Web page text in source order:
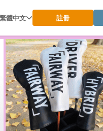
繁體中文 註冊